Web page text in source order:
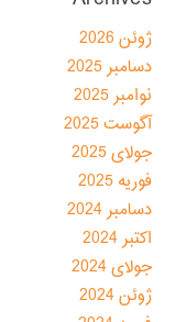
ژوئن 2026
دسامبر 2025
نوامبر 2025
آگوست 2025
جولای 2025
فوریه 2025
دسامبر 2024
اکتبر 2024
جولای 2024
ژوئن 2024